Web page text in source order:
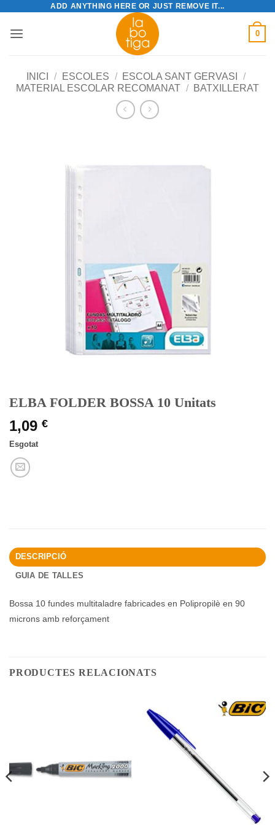
content
ADD ANYTHING HERE OR JUST REMOVE IT...
0
INICI / ESCOLES / ESCOLA SANT GERVASI
/
MATERIAL ESCOLAR RECOMANAT / BATXILLERAT
ELBA FOLDER BOSSA 10 Unitats
1,09 €
Esgotat
DESCRIPCIÓ
GUIA DE TALLES
Bossa 10 fundes multitaladre fabricades en Polipropilè en 90
microns amb reforçament
PRODUCTES RELACIONATS